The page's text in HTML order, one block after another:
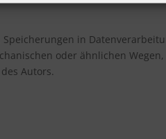
in
oder ähnlichen
Autors.